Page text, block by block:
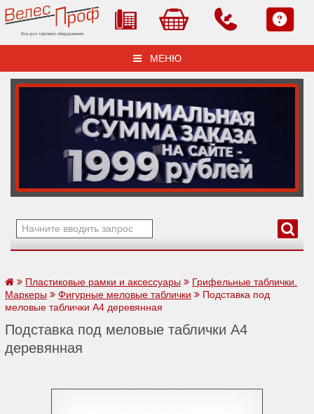
Все для торгового оборудования
МЕНЮ
Пластиковые рамки и аксессуары
Грифельные таблички.
Маркеры
Фигурные меловые таблички
Подставка под
меловые таблички А4 деревянная
Подставка под меловые таблички А4
деревянная